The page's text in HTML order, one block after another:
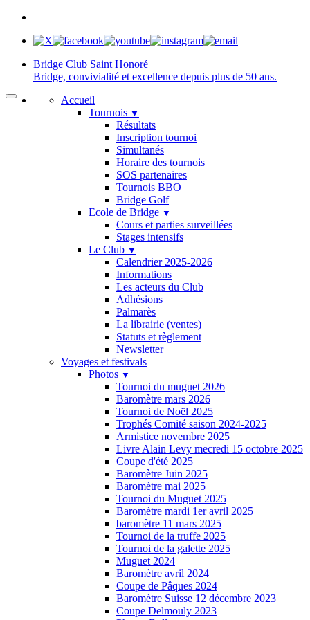
Bridge Club Saint Honoré
Bridge, convivialité et excellence depuis plus de 50 ans.
Accueil
Tournois ▼
Résultats
Inscription tournoi
Simultanés
Horaire des tournois
SOS partenaires
Tournois BBO
Bridge Golf
Ecole de Bridge ▼
Cours et parties surveillées
Stages intensifs
Le Club ▼
Calendrier 2025-2026
Informations
Les acteurs du Club
Adhésions
Palmarès
La librairie (ventes)
Statuts et règlement
Newsletter
Voyages et festivals
Photos ▼
Tournoi du muguet 2026
Baromètre mars 2026
Tournoi de Noël 2025
Trophés Comité saison 2024-2025
Armistice novembre 2025
Livre Alain Levy mecredi 15 octobre 2025
Coupe d'été 2025
Baromètre Juin 2025
Baromètre mai 2025
Tournoi du Muguet 2025
Baromètre mardi 1er avril 2025
baromètre 11 mars 2025
Tournoi de la truffe 2025
Tournoi de la galette 2025
Muguet 2024
Baromètre avril 2024
Coupe de Pâques 2024
Baromètre Suisse 12 décembre 2023
Coupe Delmouly 2023